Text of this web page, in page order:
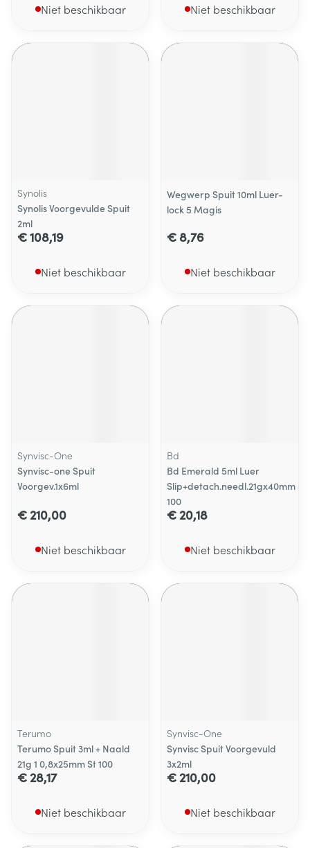
Niet beschikbaar Niet beschikbaar
Synolis
Synolis Voorgevulde Spuit
2ml
€ 108,19
Niet beschikbaar
Wegwerp Spuit 10ml Luer-
lock 5 Magis
€ 8,76
Niet beschikbaar
Synvisc-One
Synvisc-one Spuit
Voorgev.1x6ml
€ 210,00
Niet beschikbaar
Bd
Bd Emerald 5ml Luer
Slip+detach.needl.21gx40mm
100
€ 20,18
Niet beschikbaar
Terumo
Terumo Spuit 3ml + Naald
21g 1 0,8x25mm St 100
€ 28,17
Niet beschikbaar
Synvisc-One
Synvisc Spuit Voorgevuld
3x2ml
€ 210,00
Niet beschikbaar